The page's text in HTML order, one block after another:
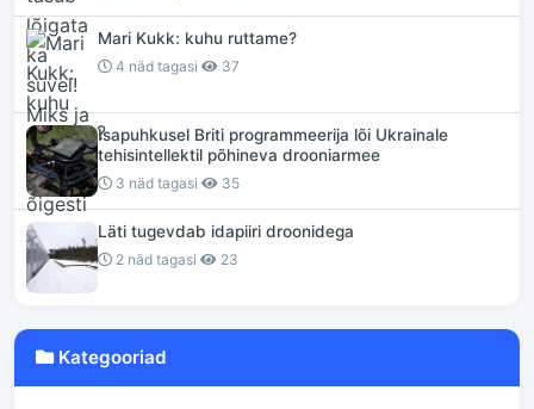
Mari Kukk: kuhu ruttame?
4 näd tagasi 37
Isapuhkusel Briti programmeerija lõi Ukrainale
tehisintellektil põhineva drooniarmee
3 näd tagasi 35
Läti tugevdab idapiiri droonidega
2 näd tagasi 23
Kategooriad